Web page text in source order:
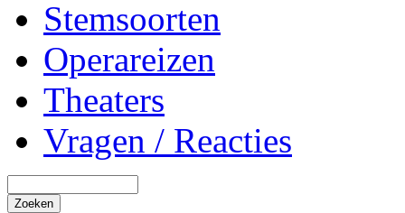
Stemsoorten
Operareizen
Theaters
Vragen / Reacties